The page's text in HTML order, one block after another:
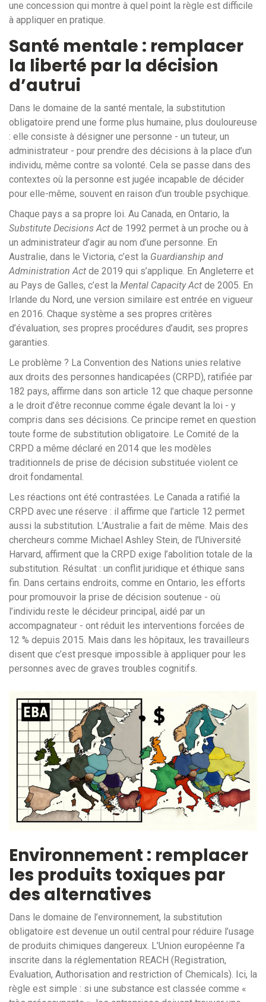
une concession qui montre à quel point la règle est difficile
à appliquer en pratique.
Santé mentale : remplacer
la liberté par la décision
d’autrui
Dans le domaine de la santé mentale, la substitution
obligatoire prend une forme plus humaine, plus douloureuse
: elle consiste à désigner une personne - un tuteur, un
administrateur - pour prendre des décisions à la place d’un
individu, même contre sa volonté. Cela se passe dans des
contextes où la personne est jugée incapable de décider
pour elle-même, souvent en raison d’un trouble psychique.
Chaque pays a sa propre loi. Au Canada, en Ontario, la
Substitute Decisions Act de 1992 permet à un proche ou à
un administrateur d’agir au nom d’une personne. En
Australie, dans le Victoria, c’est la Guardianship and
Administration Act de 2019 qui s’applique. En Angleterre et
au Pays de Galles, c’est la Mental Capacity Act de 2005. En
Irlande du Nord, une version similaire est entrée en vigueur
en 2016. Chaque système a ses propres critères
d’évaluation, ses propres procédures d’audit, ses propres
garanties.
Le problème ? La Convention des Nations unies relative
aux droits des personnes handicapées (CRPD), ratifiée par
182 pays, affirme dans son article 12 que chaque personne
a le droit d’être reconnue comme égale devant la loi - y
compris dans ses décisions. Ce principe remet en question
toute forme de substitution obligatoire. Le Comité de la
CRPD a même déclaré en 2014 que les modèles
traditionnels de prise de décision substituée violent ce
droit fondamental.
Les réactions ont été contrastées. Le Canada a ratifié la
CRPD avec une réserve : il affirme que l’article 12 permet
aussi la substitution. L’Australie a fait de même. Mais des
chercheurs comme Michael Ashley Stein, de l’Université
Harvard, affirment que la CRPD exige l’abolition totale de la
substitution. Résultat : un conflit juridique et éthique sans
fin. Dans certains endroits, comme en Ontario, les efforts
pour promouvoir la prise de décision soutenue - où
l’individu reste le décideur principal, aidé par un
accompagnateur - ont réduit les interventions forcées de
12 % depuis 2015. Mais dans les hôpitaux, les travailleurs
disent que c’est presque impossible à appliquer pour les
personnes avec de graves troubles cognitifs.
Environnement : remplacer
les produits toxiques par
des alternatives
Dans le domaine de l’environnement, la substitution
obligatoire est devenue un outil central pour réduire l’usage
de produits chimiques dangereux. L’Union européenne l’a
inscrite dans la réglementation REACH (Registration,
Evaluation, Authorisation and restriction of Chemicals). Ici, la
règle est simple : si une substance est classée comme «